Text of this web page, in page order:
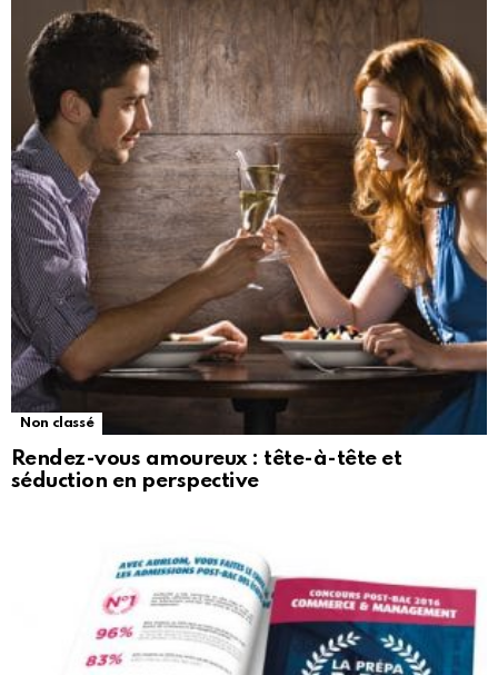
Non classé
Rendez-vous amoureux : tête-à-tête et
séduction en perspective